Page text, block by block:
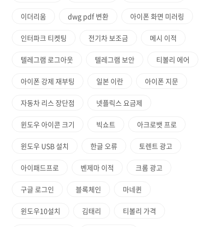
이더리움 dwg pdf 변환 아이폰 화면 미러링
인터파크 티켓팅 전기차 보조금 메시 이적
텔레그램 로그아웃 텔레그램 보안 티볼리 에어
아이폰 강제 재부팅 일본 이란 아이폰 지문
자동차 리스 장단점 넷플릭스 요금제
윈도우 아이콘 크기 빅쇼트 아크로뱃 프로
윈도우 USB 설치 한글 오류 토렌트 광고
아이패드프로 벤제마 이적 크롬 광고
구글 로그인 블록체인 마네퀸
윈도우10설치 김태리 티볼리 가격